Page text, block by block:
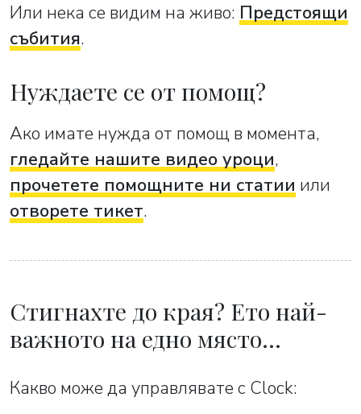
Или нека се видим на живо: Предстоящи
събития.
Нуждаете се от помощ?
Ако имате нужда от помощ в момента,
гледайте нашите видео уроци,
прочетете помощните ни статии или
отворете тикет.
Стигнахте до края? Ето най-
важното на едно място…
Какво може да управлявате с Clock: